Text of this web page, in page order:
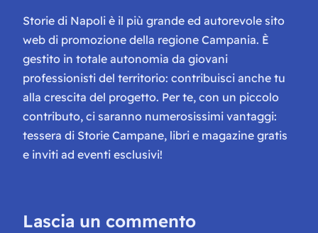
Storie di Napoli è il più grande ed autorevole sito
web di promozione della regione Campania. È
gestito in totale autonomia da giovani
professionisti del territorio: contribuisci anche tu
alla crescita del progetto. Per te, con un piccolo
contributo, ci saranno numerosissimi vantaggi:
tessera di Storie Campane, libri e magazine gratis
e inviti ad eventi esclusivi!
Lascia un commento